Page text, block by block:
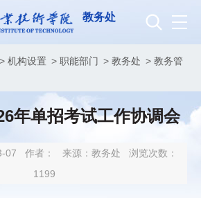
教务处
> 机构设置 > 职能部门 > 教务处 > 教务管
年单招考试工作协调会
07 作者： 来源：教务处
浏览次数：
1199